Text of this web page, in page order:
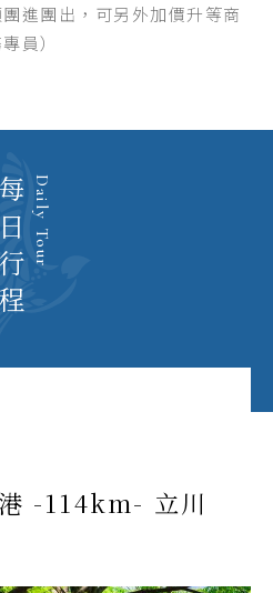
進團出，可另外加價升等商
員）
Daily Tour
每日行程
-114km- 立川